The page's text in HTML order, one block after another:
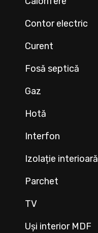
Contor electric
Curent
Fosă septică
Gaz
Hotă
Interfon
Izolație interioară
Parchet
TV
Uși interior MDF